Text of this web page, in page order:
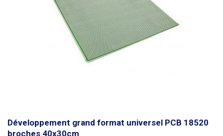
Développement grand format universel PCB 18520
broches 40x30cm